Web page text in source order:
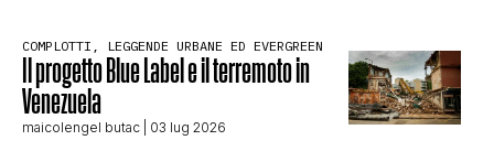
COMPLOTTI, LEGGENDE URBANE ED EVERGREEN
Il progetto Blue Label e il terremoto in
Venezuela
maicolengel butac | 03 lug 2026